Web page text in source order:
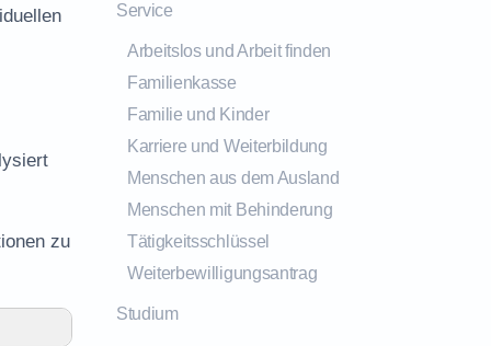
zu
Service
Arbeitslos und Arbeit finden
Familienkasse
Familie und Kinder
Karriere und Weiterbildung
Menschen aus dem Ausland
Menschen mit Behinderung
Tätigkeitsschlüssel
Weiterbewilligungsantrag
Studium